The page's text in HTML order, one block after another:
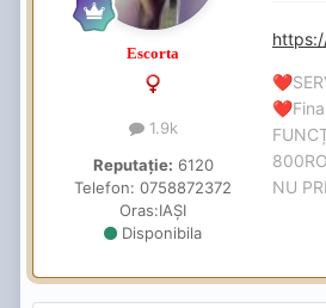
Escorta
1.9k
Reputație: 6120
Telefon: 0758872372
Oras:IAȘI
Disponibila
❤️
❤️
NU